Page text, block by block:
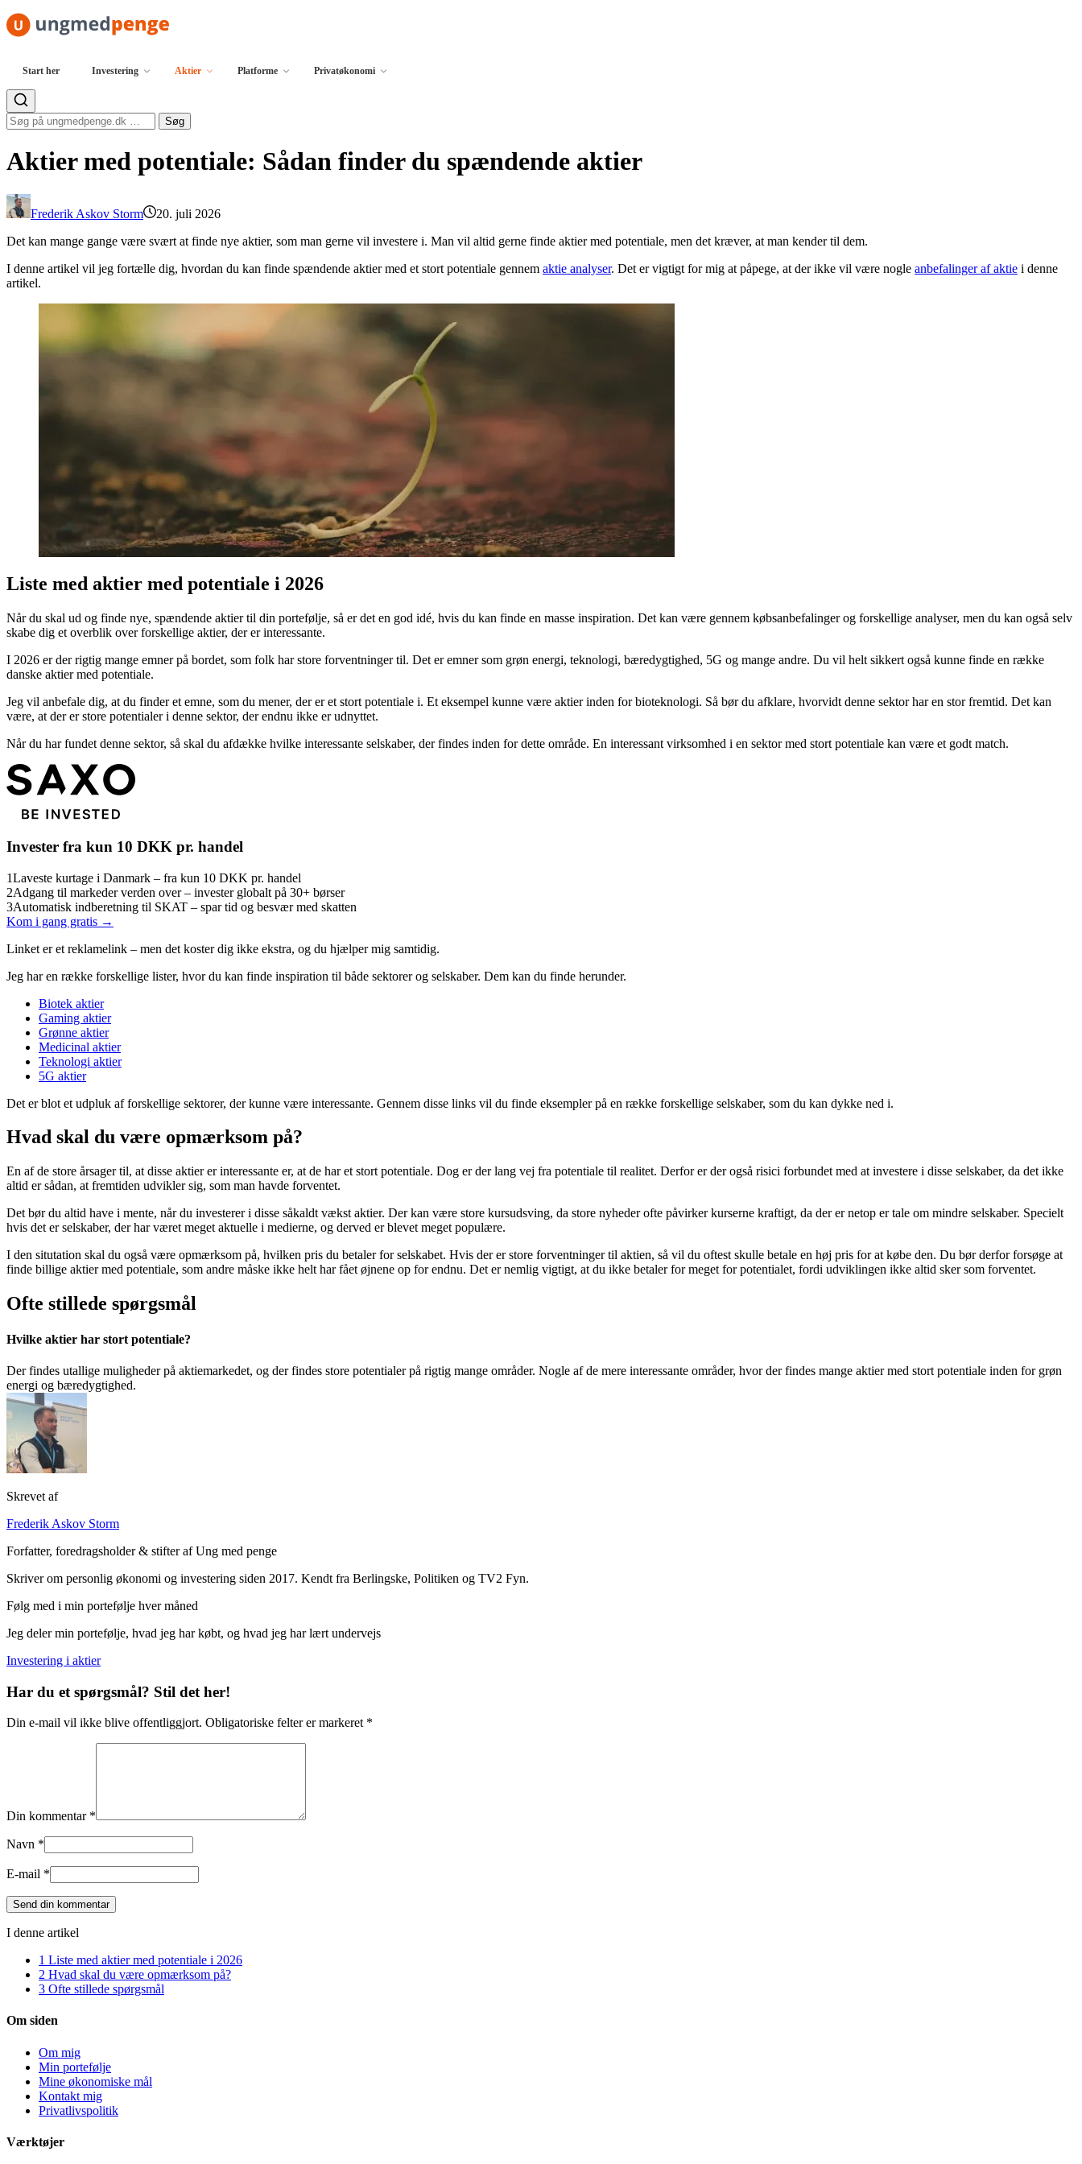
Spring til indhold
Start her Investering Aktier Platforme Privatøkonomi
Søg efter: Søg
Aktier med potentiale: Sådan finder du spændende aktier
Frederik Askov Storm
20. juli 2026
Det kan mange gange være svært at finde nye aktier, som man gerne vil investere i. Man vil altid gerne finde aktier med potentiale, men det kræver, at man kender til dem.
I denne artikel vil jeg fortælle dig, hvordan du kan finde spændende aktier med et stort potentiale gennem aktie analyser. Det er vigtigt for mig at påpege, at der ikke vil være nogle anbefalinger af aktie i denne
artikel.
Liste med aktier med potentiale i 2026
Når du skal ud og finde nye, spændende aktier til din portefølje, så er det en god idé, hvis du kan finde en masse inspiration. Det kan være gennem købsanbefalinger og forskellige analyser, men du kan også selv
skabe dig et overblik over forskellige aktier, der er interessante.
I 2026 er der rigtig mange emner på bordet, som folk har store forventninger til. Det er emner som grøn energi, teknologi, bæredygtighed, 5G og mange andre. Du vil helt sikkert også kunne finde en række
danske aktier med potentiale.
Jeg vil anbefale dig, at du finder et emne, som du mener, der er et stort potentiale i. Et eksempel kunne være aktier inden for bioteknologi. Så bør du afklare, hvorvidt denne sektor har en stor fremtid. Det kan
være, at der er store potentialer i denne sektor, der endnu ikke er udnyttet.
Når du har fundet denne sektor, så skal du afdække hvilke interessante selskaber, der findes inden for dette område. En interessant virksomhed i en sektor med stort potentiale kan være et godt match.
Invester fra kun 10 DKK pr. handel
1Laveste kurtage i Danmark – fra kun 10 DKK pr. handel
2Adgang til markeder verden over – invester globalt på 30+ børser
3Automatisk indberetning til SKAT – spar tid og besvær med skatten
Kom i gang gratis →
Linket er et reklamelink – men det koster dig ikke ekstra, og du hjælper mig samtidig.
Jeg har en række forskellige lister, hvor du kan finde inspiration til både sektorer og selskaber. Dem kan du finde herunder.
Biotek aktier
Gaming aktier
Grønne aktier
Medicinal aktier
Teknologi aktier
5G aktier
Det er blot et udpluk af forskellige sektorer, der kunne være interessante. Gennem disse links vil du finde eksempler på en række forskellige selskaber, som du kan dykke ned i.
Hvad skal du være opmærksom på?
En af de store årsager til, at disse aktier er interessante er, at de har et stort potentiale. Dog er der lang vej fra potentiale til realitet. Derfor er der også risici forbundet med at investere i disse selskaber, da det ikke
altid er sådan, at fremtiden udvikler sig, som man havde forventet.
Det bør du altid have i mente, når du investerer i disse såkaldt vækst aktier. Der kan være store kursudsving, da store nyheder ofte påvirker kurserne kraftigt, da der er netop er tale om mindre selskaber. Specielt
hvis det er selskaber, der har været meget aktuelle i medierne, og derved er blevet meget populære.
I den situtation skal du også være opmærksom på, hvilken pris du betaler for selskabet. Hvis der er store forventninger til aktien, så vil du oftest skulle betale en høj pris for at købe den. Du bør derfor forsøge at
finde billige aktier med potentiale, som andre måske ikke helt har fået øjnene op for endnu. Det er nemlig vigtigt, at du ikke betaler for meget for potentialet, fordi udviklingen ikke altid sker som forventet.
Ofte stillede spørgsmål
Hvilke aktier har stort potentiale?
Der findes utallige muligheder på aktiemarkedet, og der findes store potentialer på rigtig mange områder. Nogle af de mere interessante områder, hvor der findes mange aktier med stort potentiale inden for grøn
energi og bæredygtighed.
Skrevet af
Frederik Askov Storm
Forfatter, foredragsholder & stifter af Ung med penge
Skriver om personlig økonomi og investering siden 2017. Kendt fra Berlingske, Politiken og TV2 Fyn.
Følg med i min portefølje hver måned
Jeg deler min portefølje, hvad jeg har købt, og hvad jeg har lært undervejs
Investering i aktier
Har du et spørgsmål? Stil det her!
Din e-mail vil ikke blive offentliggjort. Obligatoriske felter er markeret *
Din kommentar *
Navn *
E-mail *
I denne artikel
1 Liste med aktier med potentiale i 2026
2 Hvad skal du være opmærksom på?
3 Ofte stillede spørgsmål
Om siden
Om mig
Min portefølje
Mine økonomiske mål
Kontakt mig
Privatlivspolitik
Værktøjer